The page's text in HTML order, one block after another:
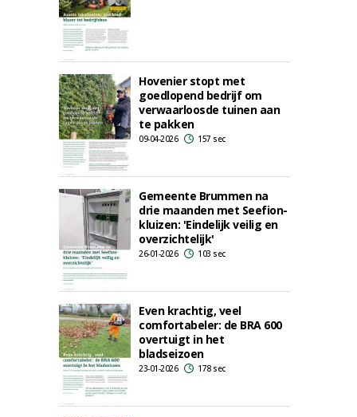
Hovenier stopt met
goedlopend bedrijf om
verwaarloosde tuinen aan
te pakken
09-04-2026 157 sec
Gemeente Brummen na
drie maanden met Seefion-
kluizen: 'Eindelijk veilig en
overzichtelijk'
26-01-2026 103 sec
Even krachtig, veel
comfortabeler: de BRA 600
overtuigt in het
bladseizoen
23-01-2026 178 sec